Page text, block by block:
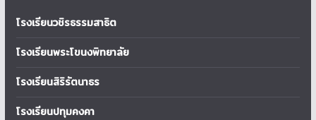
โรงเรียนวชิรธรรมสาธิต
โรงเรียนพระโขนงพิทยาลัย
โรงเรียนสิริรัตนาธร
โรงเรียนปทุมคงคา